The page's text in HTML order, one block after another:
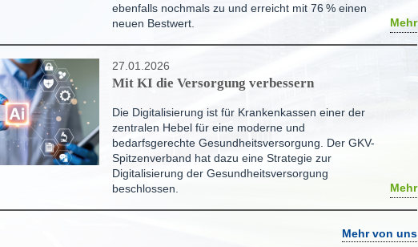
ebenfalls nochmals zu und erreicht mit 76 % einen
neuen Bestwert.
Mehr
27.01.2026
Mit KI die Versorgung verbessern
Die Digitalisierung ist für Krankenkassen einer der
zentralen Hebel für eine moderne und
bedarfsgerechte Gesundheitsversorgung. Der GKV-
Spitzenverband hat dazu eine Strategie zur
Digitalisierung der Gesundheitsversorgung
beschlossen.
Mehr
Mehr von uns